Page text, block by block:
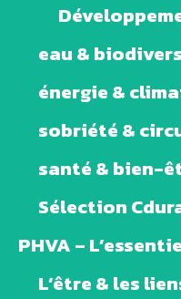
eau &
énergie &
sobriété &
santé & bien-
Sélection
PHVA –
L’être & les